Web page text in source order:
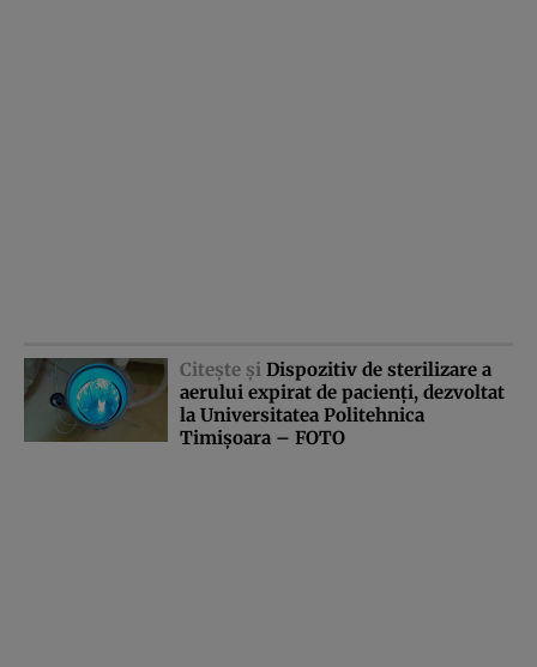
Citeşte şi Dispozitiv de sterilizare a
aerului expirat de pacienţi, dezvoltat
la Universitatea Politehnica
Timişoara – FOTO